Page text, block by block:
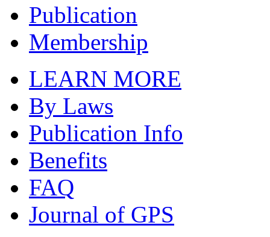
Publication
Membership
LEARN MORE
By Laws
Publication Info
Benefits
FAQ
Journal of GPS